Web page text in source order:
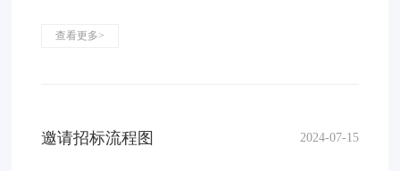
查看更多>
邀请招标流程图 2024-07-15